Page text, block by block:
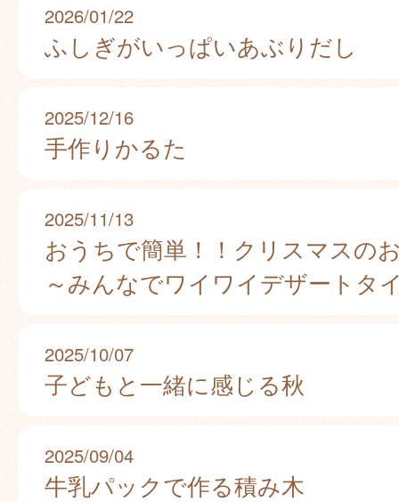
2026/01/22
ふしぎがいっぱいあぶりだし
2025/12/16
手作りかるた
2025/11/13
おうちで簡単！！クリスマスの
～みんなでワイワイデザートタ
2025/10/07
子どもと一緒に感じる秋
2025/09/04
牛乳パックで作る積み木